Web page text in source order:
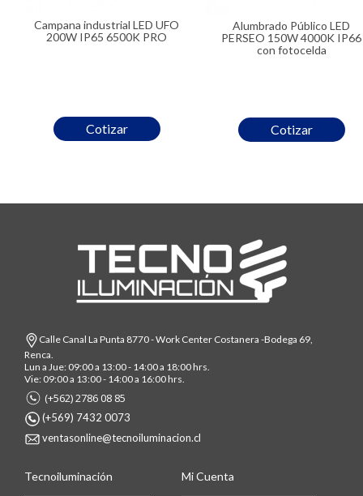
Campana industrial LED UFO
200W IP65 6500K PRO
Cotizar
Alumbrado Público LED
PERSEO 150W 4000K IP66
con fotocelda
Cotizar
Calle Canal La Punta 8770 - Work Center Costanera -Bodega 69,
Renca.
Lun a Jue: 09:00 a 13:00 - 14:00 a 18:00 hrs.
Vie: 09:00 a 13:00 - 14:00 a 16:00 hrs.
(+562) 2786 08 85
(+569) 7432 0073
ventasonline@tecnoiluminacion.cl
Tecnoiluminación Mi Cuenta